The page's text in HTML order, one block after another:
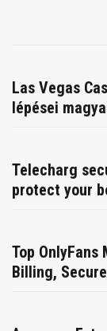
Las Vegas
lépései
Telecharg
protect your
Top OnlyFans
Billing,